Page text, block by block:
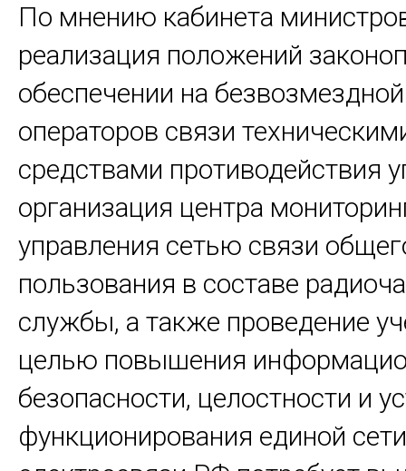
По мнению кабинета
реализация положений
обеспечении на
операторов связи
средствами противодействия
организация центра
управления сетью связи
пользования в составе
службы, а также проведение
целью повышения
безопасности, целостности и
функционирования единой сети